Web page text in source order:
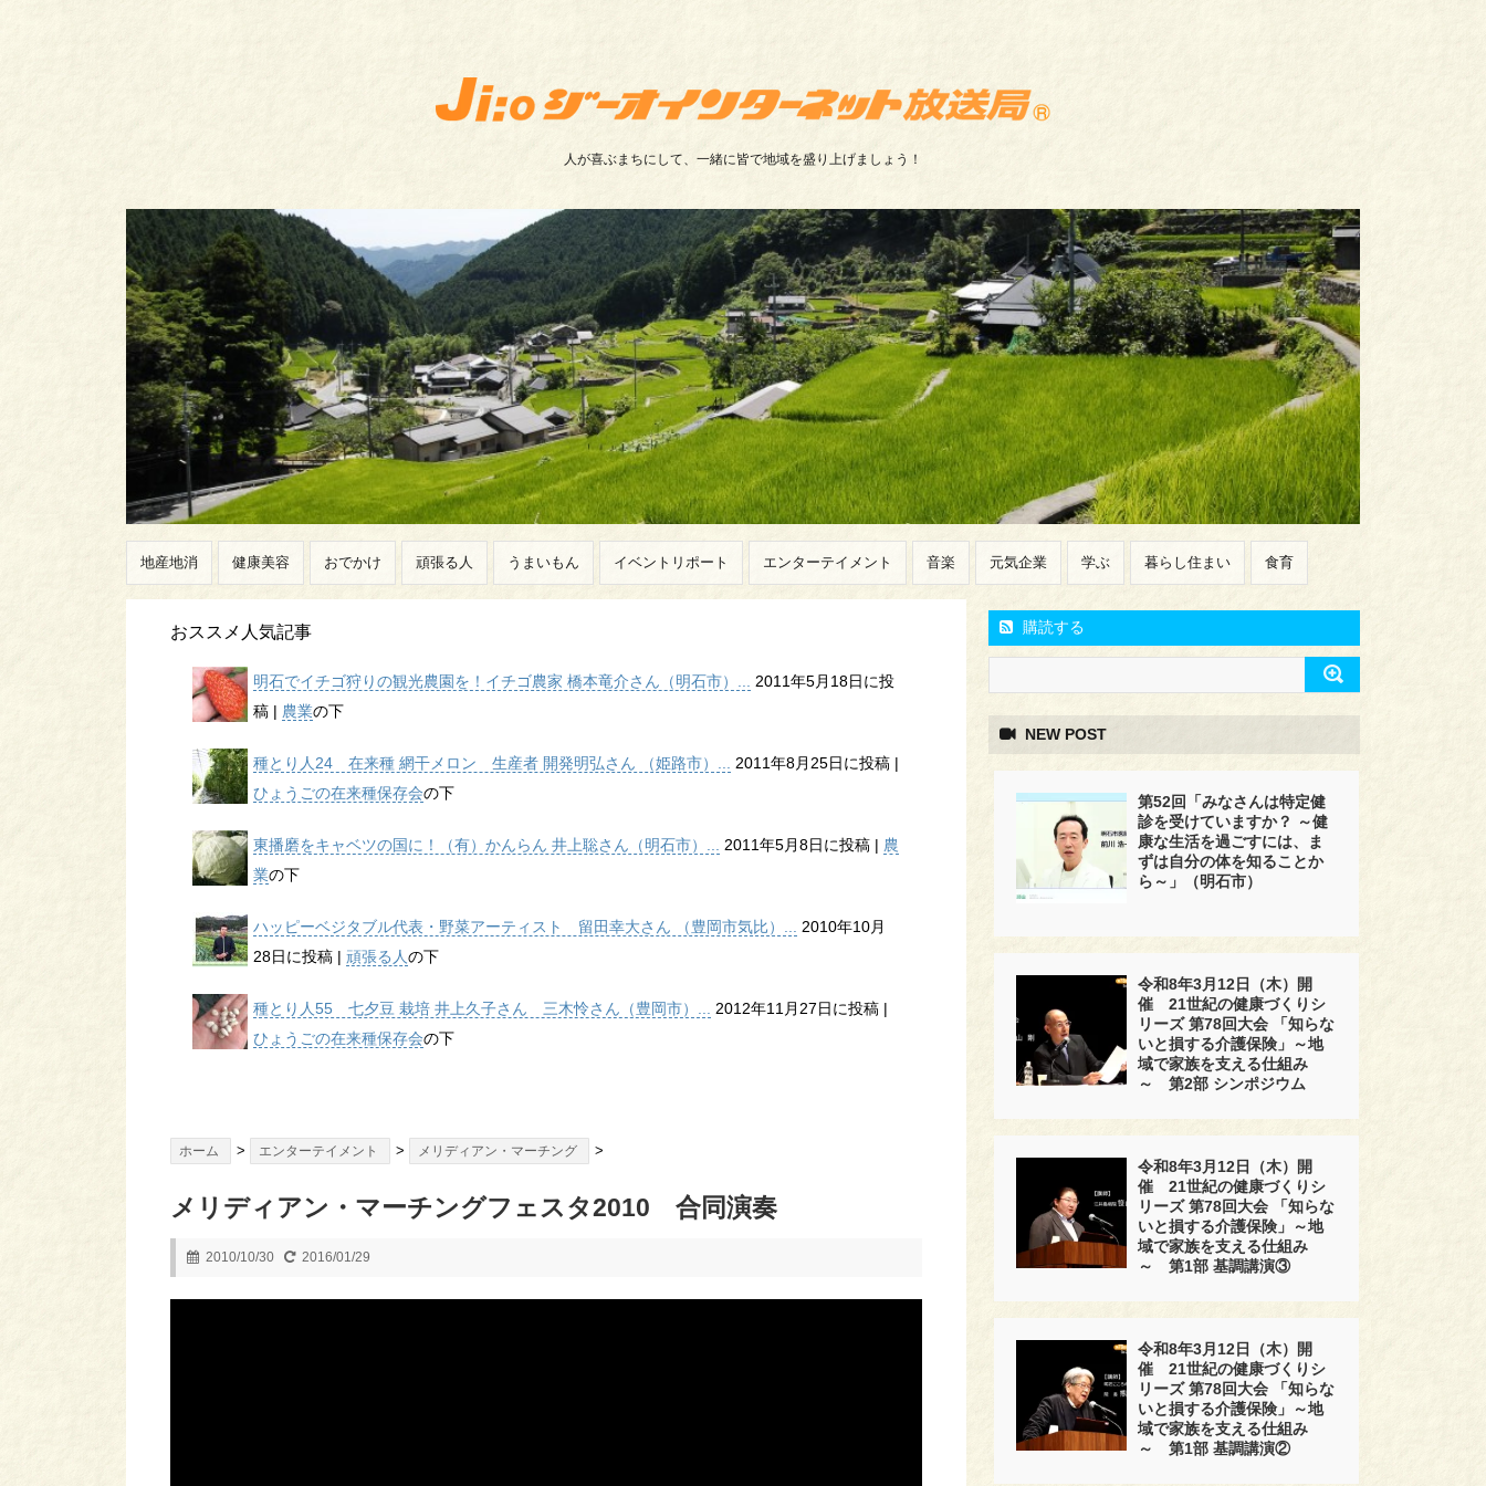
人が喜ぶまちにして、一緒に皆で地域を盛り上げましょう！
地産地消 健康美容 おでかけ 頑張る人 うまいもん イベントリポート エンターテイメント 音楽 元気企業 学ぶ 暮らし住まい 食育
おススメ人気記事
明石でイチゴ狩りの観光農園を！イチゴ農家 橋本竜介さん（明石市）...
2011年5月18日に投
稿 | 農業の下
種とり人24 在来種 網干メロン 生産者 開発明弘さん （姫路市）... 2011年8月25日に投稿 |
ひょうごの在来種保存会の下
東播磨をキャベツの国に！（有）かんらん 井上聡さん（明石市）... 2011年5月8日に投稿 | 農
業の下
ハッピーベジタブル代表・野菜アーティスト 留田幸大さん （豊岡市気比）...
2010年10月
28日に投稿 | 頑張る人の下
種とり人55 七夕豆 栽培 井上久子さん 三木怜さん（豊岡市）... 2012年11月27日に投稿 |
ひょうごの在来種保存会の下
ホーム > エンターテイメント > メリディアン・マーチング >
メリディアン・マーチングフェスタ2010 合同演奏
2010/10/30 2016/01/29
購読する
NEW POST
第52回「みなさんは特定健
診を受けていますか？ ～健
康な生活を過ごすには、ま
ずは自分の体を知ることか
ら～」（明石市）
令和8年3月12日（木）開
催 21世紀の健康づくりシ
リーズ 第78回大会 「知らな
いと損する介護保険」～地
域で家族を支える仕組み
～ 第2部 シンポジウム
令和8年3月12日（木）開
催 21世紀の健康づくりシ
リーズ 第78回大会 「知らな
いと損する介護保険」～地
域で家族を支える仕組み
～ 第1部 基調講演③
令和8年3月12日（木）開
催 21世紀の健康づくりシ
リーズ 第78回大会 「知らな
いと損する介護保険」～地
域で家族を支える仕組み
～ 第1部 基調講演②